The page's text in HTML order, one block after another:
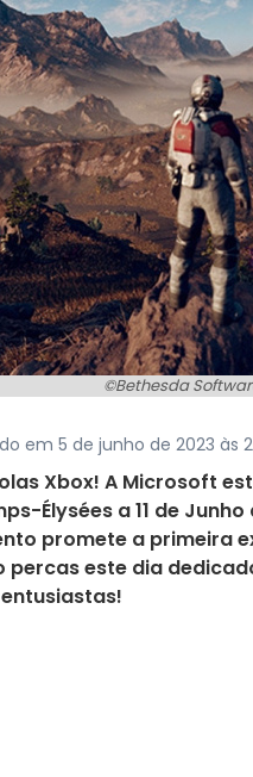
©Bethesda
em 5 de junho de 2023 às
Xbox! A Microsoft
Élysées a 11 de
promete a primeira
percas este dia